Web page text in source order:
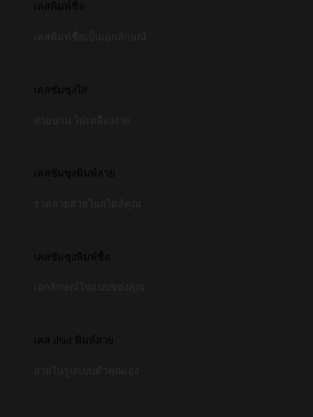
เคสพิมพ์ชื่อ
เคสซัมซุงใส
เคสซัมซุงพิมพ์ลาย
เคสซัมซุงพิมพ์ชื่อ
เคส iPad พิมพ์ลาย